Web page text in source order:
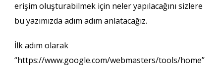
erişim oluşturabilmek için neler yapılacağını sizlere
bu yazımızda adım adım anlatacağız.
İlk adım olarak
“https://www.google.com/webmasters/tools/home”